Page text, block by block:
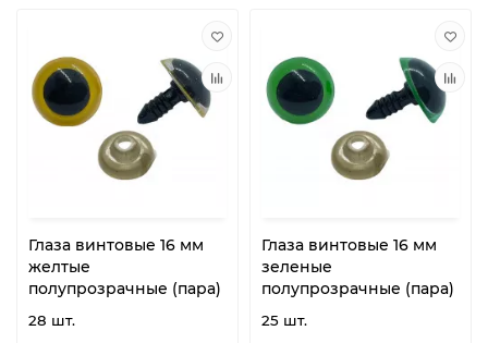
Глаза винтовые 16 мм
желтые
полупрозрачные (пара)
28 шт.
Глаза винтовые 16 мм
зеленые
полупрозрачные (пара)
25 шт.